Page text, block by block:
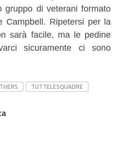
gruppo di veterani formato
Campbell. Ripetersi per la
sarà facile, ma le pedine
sicuramente ci sono
TUTTELESQUADRE